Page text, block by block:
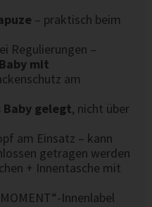
– praktisch beim
Regulierungen –
mit
am
gelegt, nicht über
am Einsatz – kann
getragen werden
+ Innentasche mit
Innenlabel